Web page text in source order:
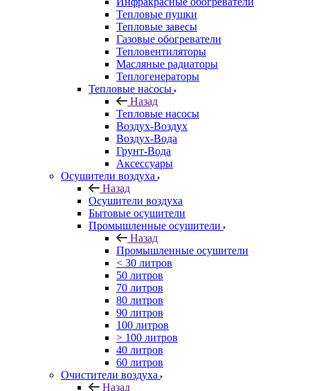
Тепловые пушки
Тепловые завесы
Газовые обогреватели
Тепловентиляторы
Масляные радиаторы
Теплогенераторы
Тепловые насосы
Назад
Тепловые насосы
Воздух-Воздух
Воздух-Вода
Грунт-Вода
Аксессуары
Осушители воздуха
Назад
Осушители воздуха
Бытовые осушители
Промышленные осушители
Назад
Промышленные осушители
< 30 литров
50 литров
70 литров
80 литров
90 литров
100 литров
> 100 литров
40 литров
60 литров
Очистители воздуха
Назад